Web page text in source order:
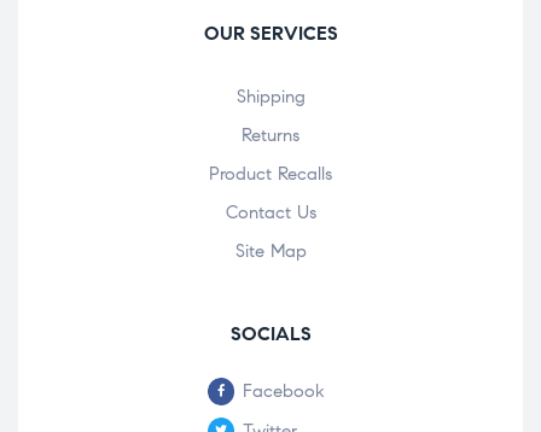
OUR SERVICES
Shipping
Returns
Product Recalls
Contact Us
Site Map
SOCIALS
Facebook